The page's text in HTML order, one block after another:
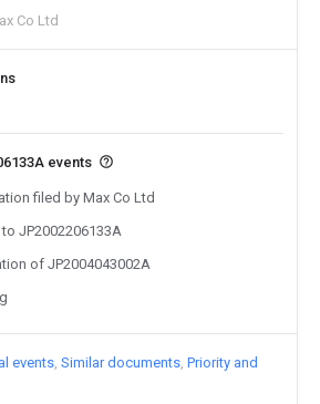
Co Ltd
events
filed by Max Co Ltd
JP2002206133A
of JP2004043002A
events Similar documents Priority and